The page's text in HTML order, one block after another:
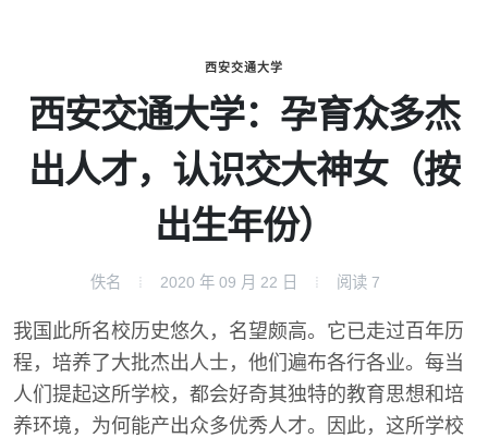
西安交通大学
西安交通大学：孕育众多杰
出人才，认识交大神女（按
出生年份）
佚名 2020 年 09 月 22 日 阅读 7
我国此所名校历史悠久，名望颇高。它已走过百年历
程，培养了大批杰出人士，他们遍布各行各业。每当
人们提起这所学校，都会好奇其独特的教育思想和培
养环境，为何能产出众多优秀人才。因此，这所学校